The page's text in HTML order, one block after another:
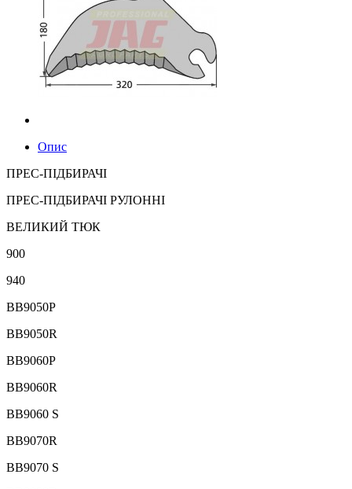
Опис
ПРЕС-ПІДБИРАЧІ
ПРЕС-ПІДБИРАЧІ РУЛОННІ
ВЕЛИКИЙ ТЮК
900
940
BB9050P
BB9050R
BB9060P
BB9060R
BB9060 S
BB9070R
BB9070 S